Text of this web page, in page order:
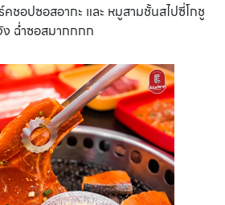
ชอปซอสอากะ และ หมูสามชั้นสไปซี่โกชู
ฉ่ำซอสมากกกก